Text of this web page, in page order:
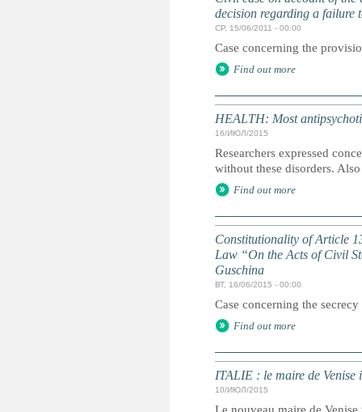
decision regarding a failure
СР, 15/06/2011 - 00:00
Case concerning the
Find out more
HEALTH: Most
16/ИЮЛ/2015
Researchers expressed
without these disorders.
Find out more
Constitutionality of Article
Law “On the Acts of Civil
Guschina
ВТ, 16/06/2015 - 00:00
Case concerning the
Find out more
ITALIE : le maire de Venise
10/ИЮЛ/2015